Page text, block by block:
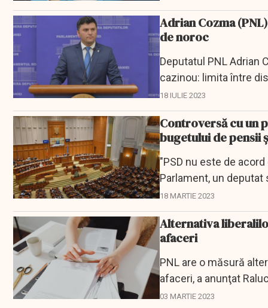
Adrian Cozma
de noroc
Deputatul PNL Adrian
cazinou: limita între
legislative care...
18 IULIE 2023
Controversă cu un
bugetului de pensii
"PSD nu este de
Parlament, un
18 MARTIE 2023
Alternativa
afaceri
PNL are o măsură
afaceri, a anunţat
03 MARTIE 2023